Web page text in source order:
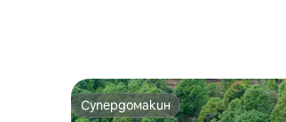
Супердомакин
Супердомакин